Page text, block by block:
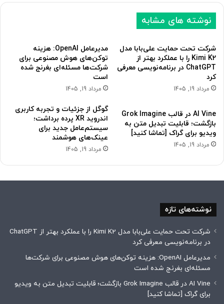
نوشته های مشابه
شرکت تحت حمایت علی‌بابا مدل
Kimi K2 را با عملکرد بهتر از
ChatGPT در برنامه‌نویسی معرفی
کرد
مرداد 19, 1405
مدیرعامل OpenAI: ‌هزینه
توکن‌های هوش مصنوعی برای
شرکت‌ها مسئله‌ای بغرنج شده
است
مرداد 19, 1405
AI Vine در قالب Grok Imagine
بازگشت؛ قابلیت تبدیل متن به
ویدیو برای گراک [تماشا کنید]
مرداد 19, 1405
گوگل از جزئیات و تجربه کاربری
اندروید XR پرده برداشت؛
سیستم‌عامل جدید برای
عینک‌های هوشمند
مرداد 19, 1405
نوشته‌های تازه
شرکت تحت حمایت علی‌بابا مدل Kimi K2 را با عملکرد بهتر از ChatGPT
در برنامه‌نویسی معرفی کرد
مدیرعامل OpenAI: ‌هزینه توکن‌های هوش مصنوعی برای شرکت‌ها
مسئله‌ای بغرنج شده است
AI Vine در قالب Grok Imagine بازگشت؛ قابلیت تبدیل متن به ویدیو
برای گراک [تماشا کنید]